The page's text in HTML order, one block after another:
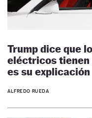
Trump dice que
eléctricos tienen
es su explicación
ALFREDO RUEDA